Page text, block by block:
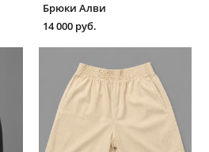
Брюки Алви
14 000 pуб.